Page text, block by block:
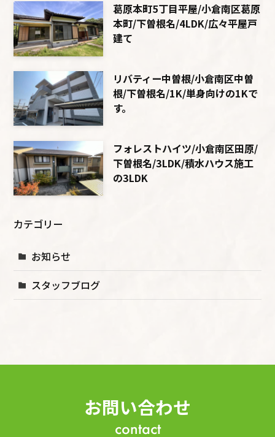
葛原本町5丁目平屋/小倉南区葛原
本町/下曽根名/4LDK/広々平屋戸
建て
リバティー中曽根/小倉南区中曽
根/下曽根名/1K/単身向けの1Kで
す。
フォレストハイツ/小倉南区田原/
下曽根名/3LDK/積水ハウス施工
の3LDK
カテゴリー
お知らせ
スタッフブログ
お問い合わせ
contact